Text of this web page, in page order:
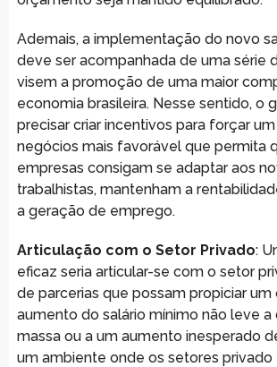
Ademais, a implementação do novo
deve ser acompanhada de uma série
visem a promoção de uma maior
economia brasileira. Nesse sentido, o
precisar criar incentivos para forçar
negócios mais favorável que permita
empresas consigam se adaptar aos
trabalhistas, mantenham a
a geração de emprego.
Articulação com o Setor Privado:
eficaz seria articular-se com o setor
de parcerias que possam propiciar um
aumento do salário mínimo não leve
massa ou a um aumento inesperado
um ambiente onde os setores privado